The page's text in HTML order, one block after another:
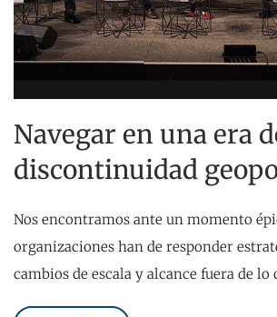
Navegar en una era
discontinuidad
Nos encontramos ante un momento
organizaciones han de responder
cambios de escala y alcance fuera de lo